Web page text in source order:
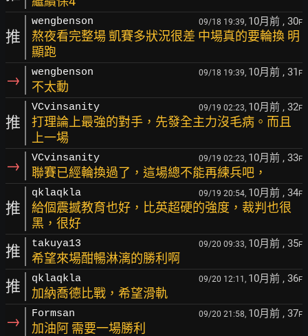
推
wengbenson 09/18 19:39, 10月前 , 30F
熬夜看完整場 凱賽多狀況很差 中場真的要輪換 明
顯跑
→ wengbenson 09/18 19:39, 10月前 , 31 F
不太動
推
VCvinsanity 09/19 02:23, 10月前 , 32F
打理論上最強的對手，先發全主力沒毛病。而且
上一場
→ VCvinsanity 09/19 02:23, 10月前 , 33F
聯賽已經輪換過了，這場總不能再練兵吧，
推
qklaqkla 09/19 20:54, 10月前 , 34F
給個震撼教育也好，比英超硬的強度，裁判也很
黑，很好
推 takuya13 09/20 09:33, 10月前 , 35F
希望來場酣暢淋漓的勝利啊
推 qklaqkla 09/20 12:11, 10月前 , 36F
加納喬德比戰，希望滑軌
→ Formsan 09/20 21:58, 10月前 , 37F
加油阿 需要一場勝利